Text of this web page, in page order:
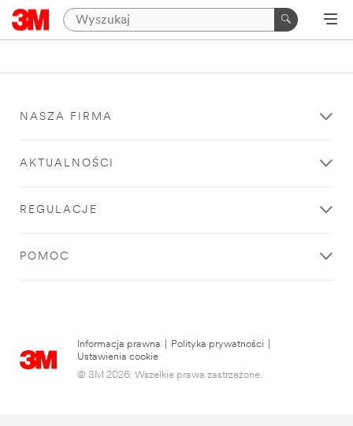
NASZA FIRMA
AKTUALNOŚCI
REGULACJE
POMOC
Informacja prawna Polityka prywatności
Ustawienia cookie
© 3M 2026. Wszelkie prawa zastrzeżone.